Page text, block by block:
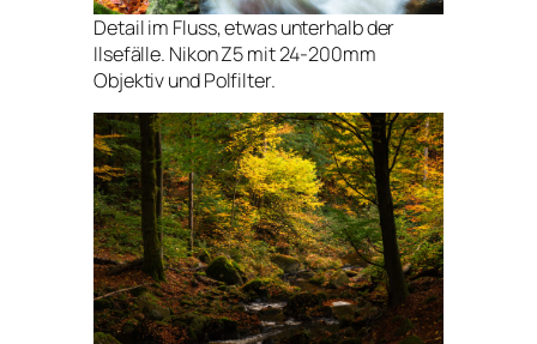
Detail im Fluss, etwas unterhalb der
Ilsefälle. Nikon Z5 mit 24-200mm
Objektiv und Polfilter.